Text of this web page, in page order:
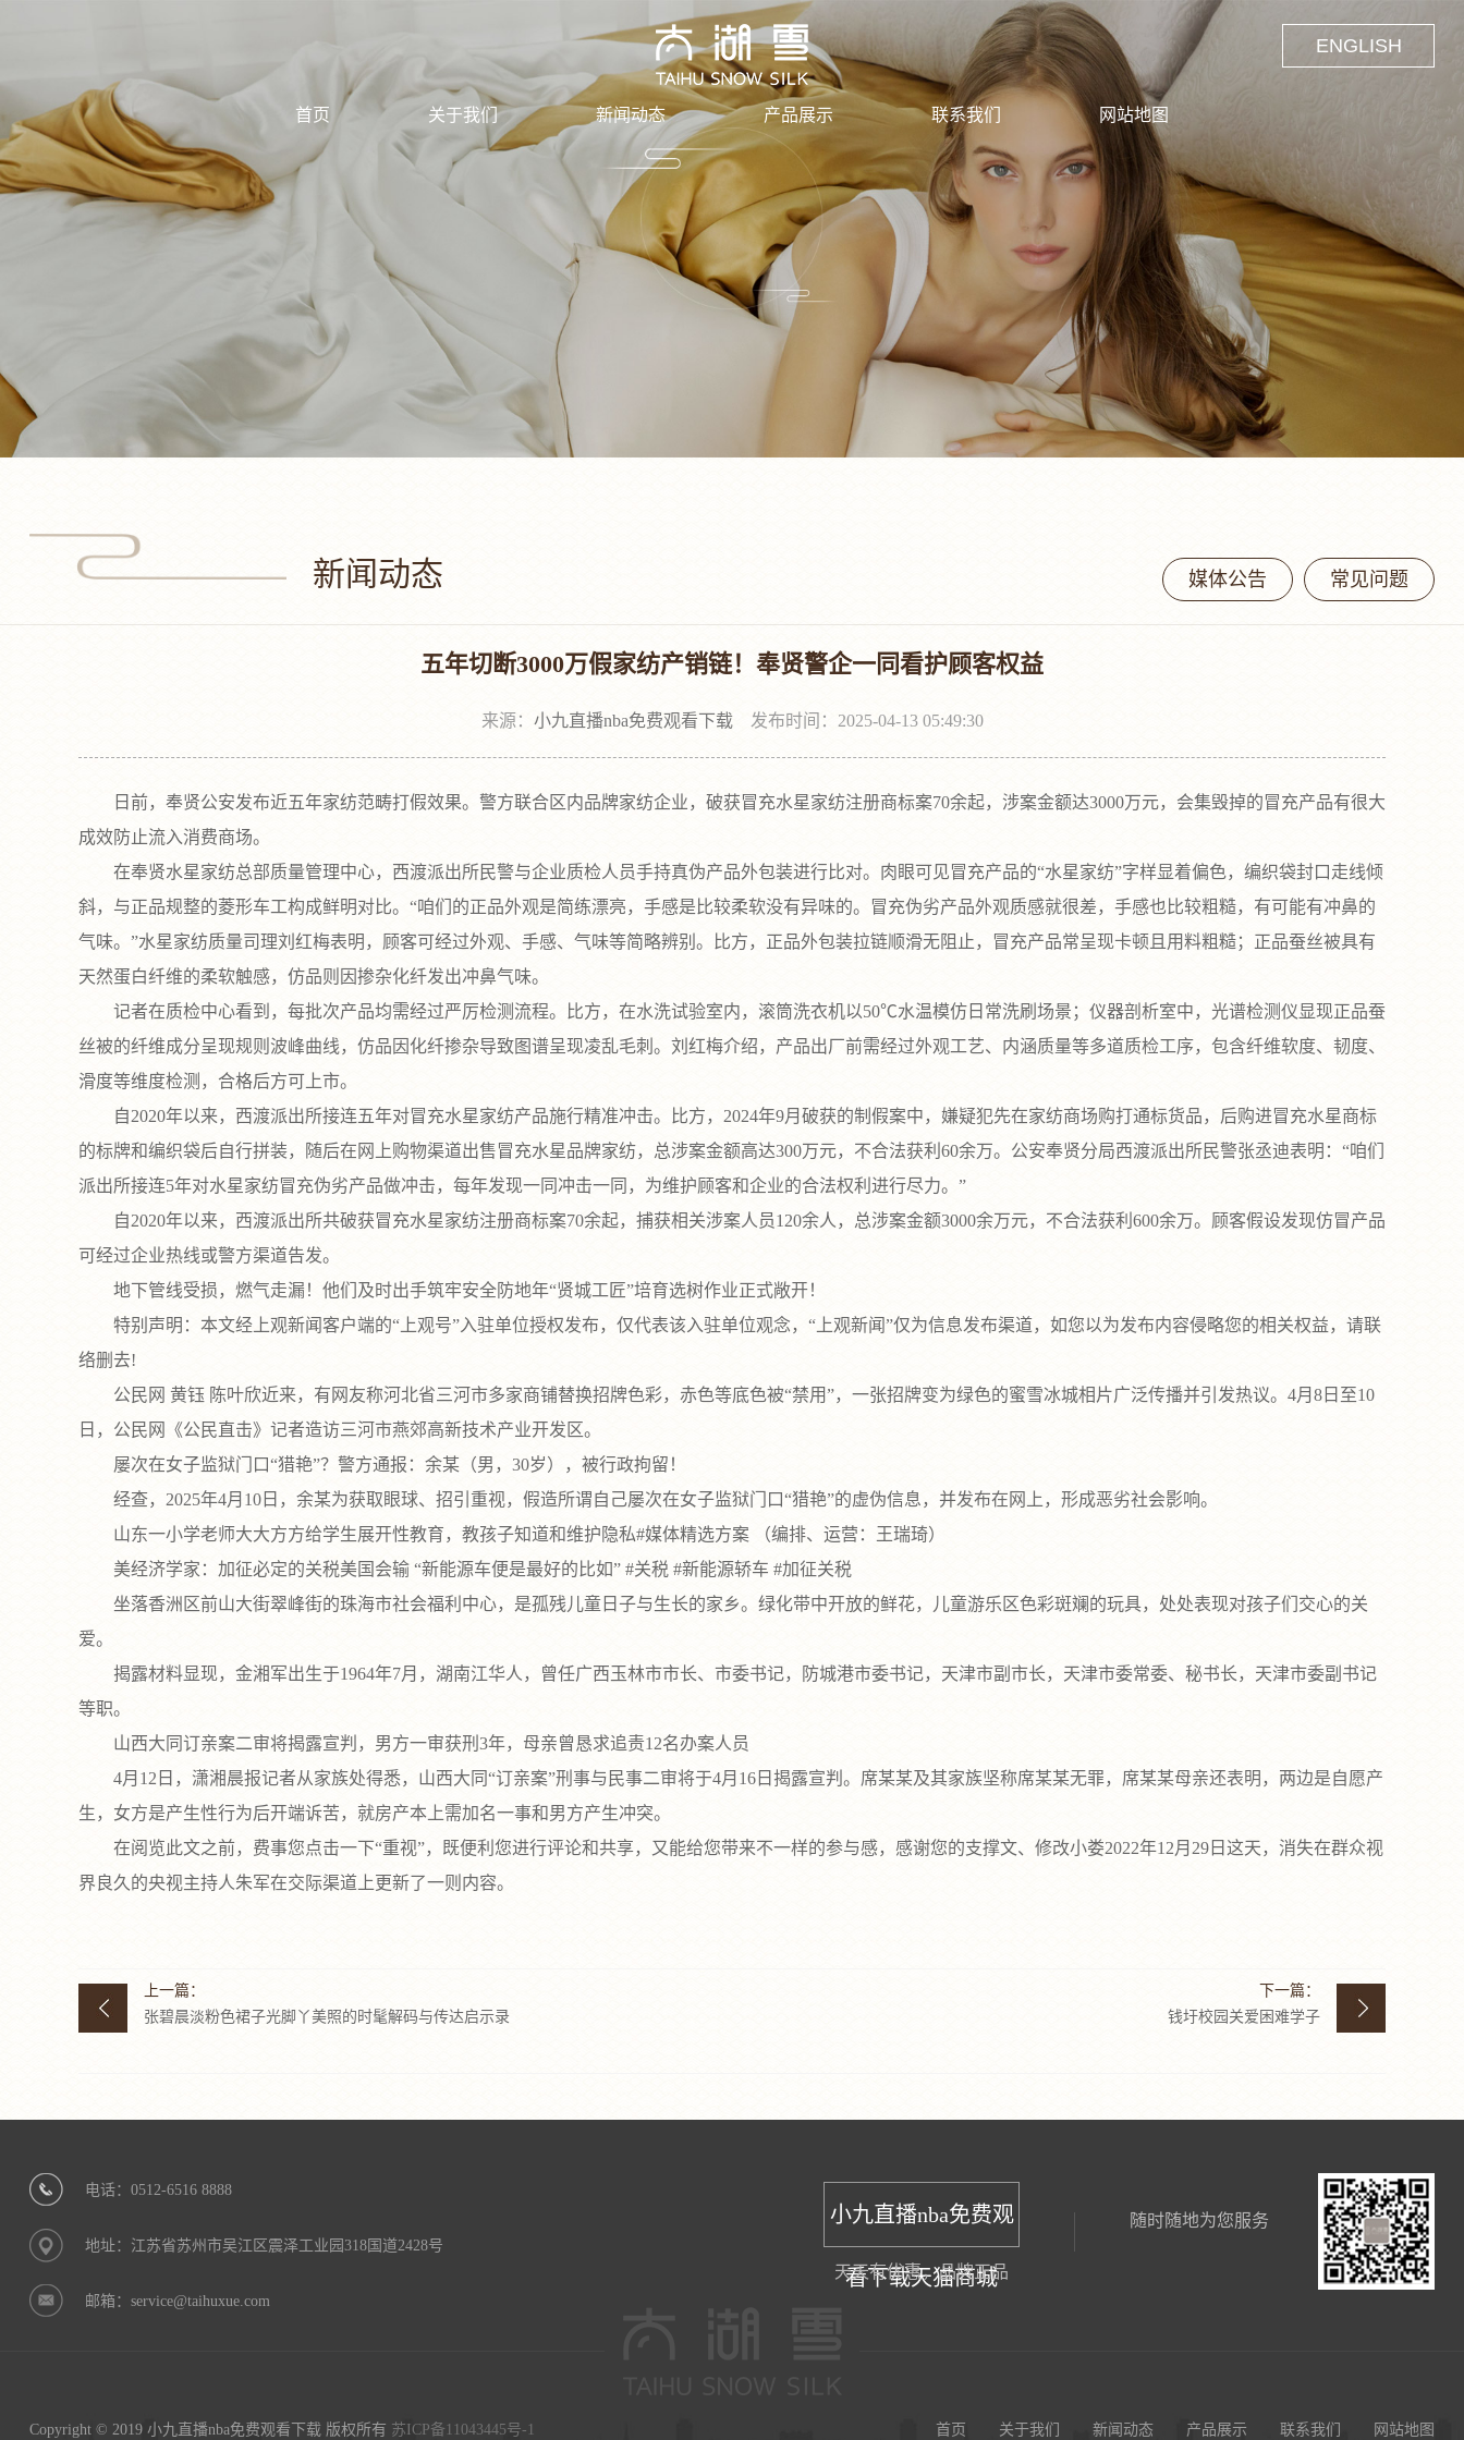
首页 关于我们 新闻动态 产品展示 联系我们 网站地图
ENGLISH
新闻动态 媒体公告 常见问题
五年切断3000万假家纺产销链！奉贤警企一同看护顾客权益
来源： 小九直播nba免费观看下载发布时间：2025-04-13 05:49:30
日前，奉贤公安发布近五年家纺范畴打假效果。警方联合区内品牌家纺企业，破获冒充水星家纺注册商标案70余起，涉案金额达3000万元，会集毁掉的冒充产品有很大
成效防止流入消费商场。
在奉贤水星家纺总部质量管理中心，西渡派出所民警与企业质检人员手持真伪产品外包装进行比对。肉眼可见冒充产品的“水星家纺”字样显着偏色，编织袋封口走线倾
斜，与正品规整的菱形车工构成鲜明对比。“咱们的正品外观是简练漂亮，手感是比较柔软没有异味的。冒充伪劣产品外观质感就很差，手感也比较粗糙，有可能有冲鼻的
气味。”水星家纺质量司理刘红梅表明，顾客可经过外观、手感、气味等简略辨别。比方，正品外包装拉链顺滑无阻止，冒充产品常呈现卡顿且用料粗糙；正品蚕丝被具有
天然蛋白纤维的柔软触感，仿品则因掺杂化纤发出冲鼻气味。
记者在质检中心看到，每批次产品均需经过严厉检测流程。比方，在水洗试验室内，滚筒洗衣机以50℃水温模仿日常洗刷场景；仪器剖析室中，光谱检测仪显现正品蚕
丝被的纤维成分呈现规则波峰曲线，仿品因化纤掺杂导致图谱呈现凌乱毛刺。刘红梅介绍，产品出厂前需经过外观工艺、内涵质量等多道质检工序，包含纤维软度、韧度、
滑度等维度检测，合格后方可上市。
自2020年以来，西渡派出所接连五年对冒充水星家纺产品施行精准冲击。比方，2024年9月破获的制假案中，嫌疑犯先在家纺商场购打通标货品，后购进冒充水星商标
的标牌和编织袋后自行拼装，随后在网上购物渠道出售冒充水星品牌家纺，总涉案金额高达300万元，不合法获利60余万。公安奉贤分局西渡派出所民警张丞迪表明：“咱们
派出所接连5年对水星家纺冒充伪劣产品做冲击，每年发现一同冲击一同，为维护顾客和企业的合法权利进行尽力。”
自2020年以来，西渡派出所共破获冒充水星家纺注册商标案70余起，捕获相关涉案人员120余人，总涉案金额3000余万元，不合法获利600余万。顾客假设发现仿冒产品
可经过企业热线或警方渠道告发。
地下管线受损，燃气走漏！他们及时出手筑牢安全防地年“贤城工匠”培育选树作业正式敞开！
特别声明：本文经上观新闻客户端的“上观号”入驻单位授权发布，仅代表该入驻单位观念，“上观新闻”仅为信息发布渠道，如您以为发布内容侵略您的相关权益，请联
络删去!
公民网 黄钰 陈叶欣近来，有网友称河北省三河市多家商铺替换招牌色彩，赤色等底色被“禁用”，一张招牌变为绿色的蜜雪冰城相片广泛传播并引发热议。4月8日至10
日，公民网《公民直击》记者造访三河市燕郊高新技术产业开发区。
屡次在女子监狱门口“猎艳”？警方通报：余某（男，30岁），被行政拘留！
经查，2025年4月10日，余某为获取眼球、招引重视，假造所谓自己屡次在女子监狱门口“猎艳”的虚伪信息，并发布在网上，形成恶劣社会影响。
山东一小学老师大大方方给学生展开性教育，教孩子知道和维护隐私#媒体精选方案 （编排、运营：王瑞琦）
美经济学家：加征必定的关税美国会输 “新能源车便是最好的比如” #关税 #新能源轿车 #加征关税
坐落香洲区前山大街翠峰街的珠海市社会福利中心，是孤残儿童日子与生长的家乡。绿化带中开放的鲜花，儿童游乐区色彩斑斓的玩具，处处表现对孩子们交心的关
爱。
揭露材料显现，金湘军出生于1964年7月，湖南江华人，曾任广西玉林市市长、市委书记，防城港市委书记，天津市副市长，天津市委常委、秘书长，天津市委副书记
等职。
山西大同订亲案二审将揭露宣判，男方一审获刑3年，母亲曾恳求追责12名办案人员
4月12日，潇湘晨报记者从家族处得悉，山西大同“订亲案”刑事与民事二审将于4月16日揭露宣判。席某某及其家族坚称席某某无罪，席某某母亲还表明，两边是自愿产
生，女方是产生性行为后开端诉苦，就房产本上需加名一事和男方产生冲突。
在阅览此文之前，费事您点击一下“重视”，既便利您进行评论和共享，又能给您带来不一样的参与感，感谢您的支撑文、修改小娄2022年12月29日这天，消失在群众视
界良久的央视主持人朱军在交际渠道上更新了一则内容。
上一篇：
张碧晨淡粉色裙子光脚丫美照的时髦解码与传达启示录
下一篇：
钱圩校园关爱困难学子
电话：0512-6516 8888
地址：江苏省苏州市吴江区震泽工业园318国道2428号
邮箱：service@taihuxue.com
小九直播nba免费观
看下载天猫商城
天天有优惠，品牌正品
随时随地为您服务
Copyright © 2019 小九直播nba免费观看下载 版权所有 苏ICP备11043445号-1 首页 关于我们 新闻动态 产品展示 联系我们 网站地图